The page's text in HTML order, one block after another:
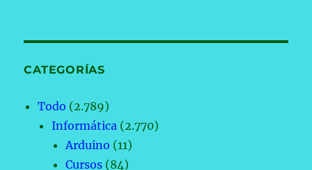
CATEGORÍAS
Todo (2.789)
Informática (2.770)
Arduino (11)
Cursos (84)